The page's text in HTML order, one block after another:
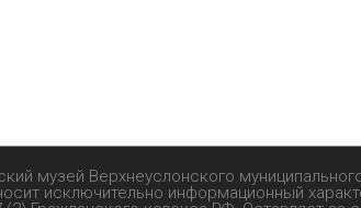
музей Верхнеуслонского
исключительно информационный